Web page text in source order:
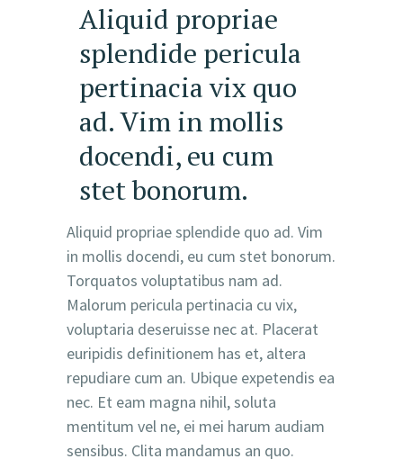
Aliquid propriae
splendide pericula
pertinacia vix quo
ad. Vim in mollis
docendi, eu cum
stet bonorum.
Aliquid propriae splendide quo ad. Vim
in mollis docendi, eu cum stet bonorum.
Torquatos voluptatibus nam ad.
Malorum pericula pertinacia cu vix,
voluptaria deseruisse nec at. Placerat
euripidis definitionem has et, altera
repudiare cum an. Ubique expetendis ea
nec. Et eam magna nihil, soluta
mentitum vel ne, ei mei harum audiam
sensibus. Clita mandamus an quo.